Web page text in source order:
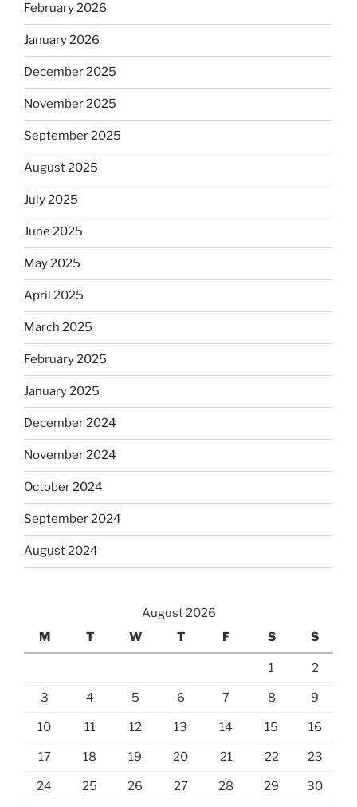
February 2026
January 2026
December 2025
November 2025
September 2025
August 2025
July 2025
June 2025
May 2025
April 2025
March 2025
February 2025
January 2025
December 2024
November 2024
October 2024
September 2024
August 2024
August 2026
M
T W T F S S
1 2
3 4 5 6 7 8 9
10 11 12 13 14 15 16
17 18 19 20 21 22 23
24 25 26 27 28 29 30